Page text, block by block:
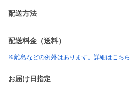
配送方法
配送料金（送料）
※離島などの例外はあります。詳細はこちら
お届け日指定